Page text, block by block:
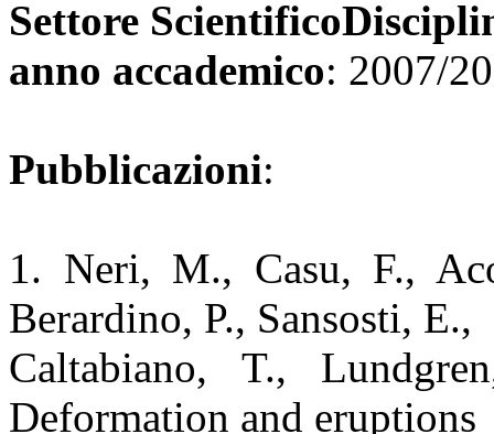
Settore
anno accademico: 2007/
Pubblicazioni:
1. Neri, M., Casu, F.,
Berardino, P., Sansosti, E.,
Caltabiano, T.,
Deformation and eruptions